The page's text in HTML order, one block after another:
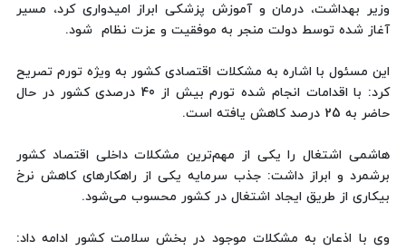
وزیر بهداشت، درمان و آموزش پزشکی ابراز امیدواری کرد، مسیر
آغاز شده توسط دولت منجر به موفقیت و عزت نظام شود.
این مسئول با اشاره به مشکلات اقتصادی کشور به ویژه تورم تصریح
کرد: با اقدامات انجام شده تورم بیش از 40 درصدی کشور در حال
حاضر به 25 درصد کاهش یافته است.
هاشمی اشتغال را یکی از مهم‌ترین مشکلات داخلی اقتصاد کشور
برشمرد و ابراز داشت: جذب سرمایه یکی از راهکارهای کاهش نرخ
بیکاری از طریق ایجاد اشتغال در کشور محسوب می‌شود.
وی با اذعان به مشکلات موجود در بخش سلامت کشور ادامه داد: